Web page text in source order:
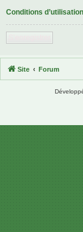
Conditions d’utilisation
Site Forum